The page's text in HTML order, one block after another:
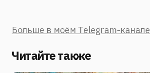
Больше в моём Telegram-канале
Читайте также